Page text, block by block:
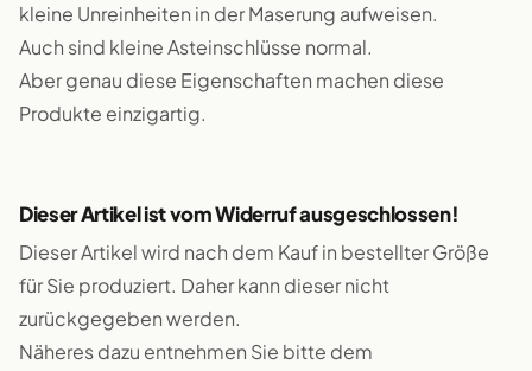
kleine Unreinheiten in der Maserung aufweisen.
Auch sind kleine Asteinschlüsse normal.
Aber genau diese Eigenschaften machen diese
Produkte einzigartig.
Dieser Artikel ist vom Widerruf ausgeschlossen!
Dieser Artikel wird nach dem Kauf in bestellter Größe
für Sie produziert. Daher kann dieser nicht
zurückgegeben werden.
Näheres dazu entnehmen Sie bitte dem